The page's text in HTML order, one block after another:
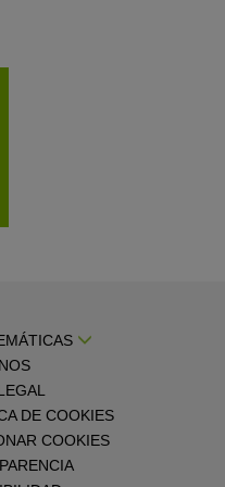
DE COOKIES
COOKIES